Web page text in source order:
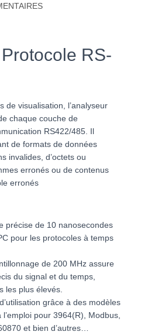
RS-
de visualisation, l’analyseur
chaque couche de
RS422/485. Il
de formats de données
invalides, d’octets ou
erronés ou de contenus
erronés
précise de 10 nanosecondes
pour les protocoles à temps
de 200 MHz assure
du signal et du temps,
les plus élevés.
grâce à des modèles
pour 3964(R), Modbus,
et bien d’autres…